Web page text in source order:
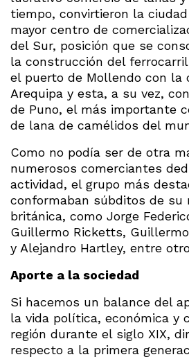
tiempo, convirtieron la
mayor centro de
del Sur, posición que se
la construcción del
el puerto de Mollendo con la
Arequipa y esta, a su vez,
de Puno, el más importante
de lana de camélidos del
Como no podía ser de otra
numerosos comerciantes
actividad, el grupo más
conformaban súbditos de su
británica, como Jorge
Guillermo Ricketts,
y Alejandro Hartley, entre
Aporte a la sociedad
Si hacemos un balance del
la vida política, económica y
región durante el siglo XIX,
respecto a la primera